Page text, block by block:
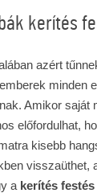
kerítés
azért
minden
Amikor saját
előfordulhat,
kisebb
visszaüthet,
a kerítés festés